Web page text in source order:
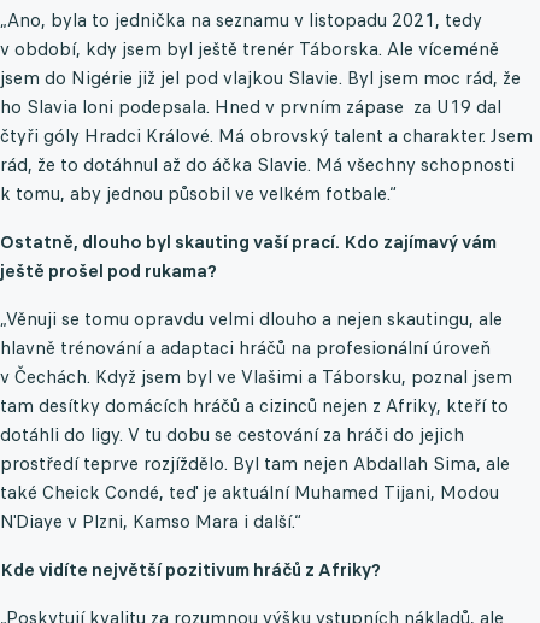
„Ano, byla to jednička na seznamu v listopadu 2021, tedy
v období, kdy jsem byl ještě trenér Táborska. Ale víceméně
jsem do Nigérie již jel pod vlajkou Slavie. Byl jsem moc rád, že
ho Slavia loni podepsala. Hned v prvním zápase za U19 dal
čtyři góly Hradci Králové. Má obrovský talent a charakter. Jsem
rád, že to dotáhnul až do áčka Slavie. Má všechny schopnosti
k tomu, aby jednou působil ve velkém fotbale.“
Ostatně, dlouho byl skauting vaší prací. Kdo zajímavý vám
ještě prošel pod rukama?
„Věnuji se tomu opravdu velmi dlouho a nejen skautingu, ale
hlavně trénování a adaptaci hráčů na profesionální úroveň
v Čechách. Když jsem byl ve Vlašimi a Táborsku, poznal jsem
tam desítky domácích hráčů a cizinců nejen z Afriky, kteří to
dotáhli do ligy. V tu dobu se cestování za hráči do jejich
prostředí teprve rozjíždělo. Byl tam nejen Abdallah Sima, ale
také Cheick Condé, teď je aktuální Muhamed Tijani, Modou
N'Diaye v Plzni, Kamso Mara i další.“
Kde vidíte největší pozitivum hráčů z Afriky?
„Poskytují kvalitu za rozumnou výšku vstupních nákladů, ale